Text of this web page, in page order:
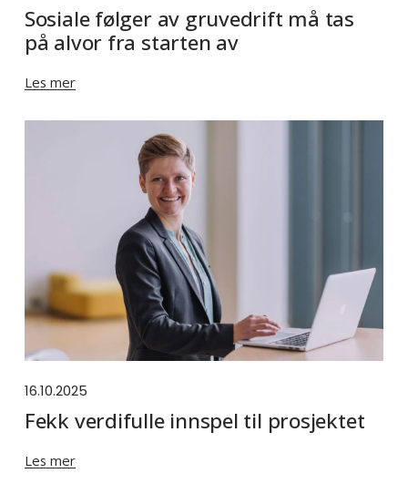
Sosiale følger av gruvedrift må tas
på alvor fra starten av
Les mer
16.10.2025
Fekk verdifulle innspel til prosjektet
Les mer